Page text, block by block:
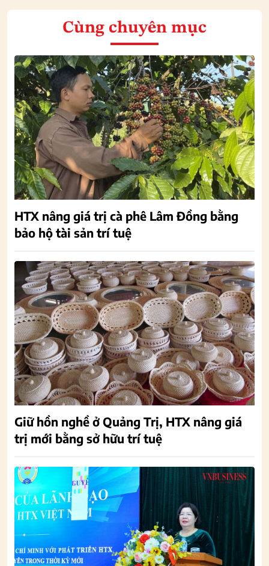
Cùng chuyên mục
HTX nâng giá trị cà phê Lâm Đồng bằng
bảo hộ tài sản trí tuệ
Giữ hồn nghề ở Quảng Trị, HTX nâng giá
trị mới bằng sở hữu trí tuệ